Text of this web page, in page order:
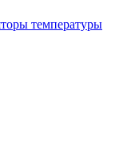
температуры